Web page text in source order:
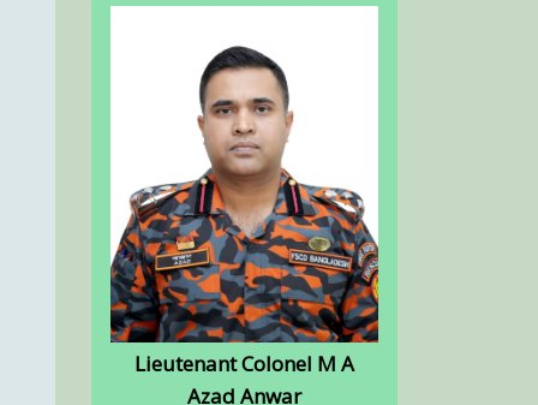
Lieutenant Colonel M A
Azad Anwar